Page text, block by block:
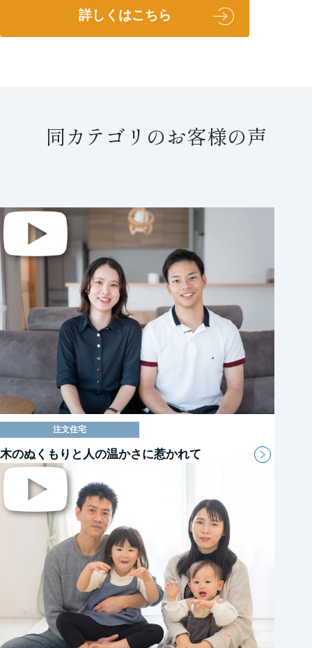
詳しくはこちら
同カテゴリのお客様の声
注文住宅
木のぬくもりと人の温かさに惹かれて